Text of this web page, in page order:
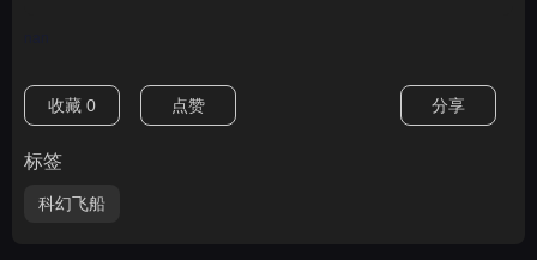
收藏 0 点赞 分享
标签
科幻飞船